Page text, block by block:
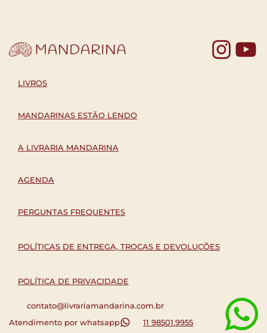
LIVROS
MANDARINAS ESTÃO LENDO
A LIVRARIA MANDARINA
AGENDA
PERGUNTAS FREQUENTES
POLÍTICAS DE ENTREGA, TROCAS E DEVOLUÇÕES
POLÍTICA DE PRIVACIDADE
contato@livrariamandarina.com.br
Atendimento por whatsapp
11 98501.9955